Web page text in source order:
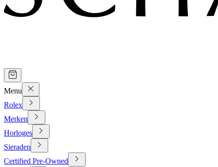
Menu
Rolex
Merken
Horloges
Sieraden
Certified Pre-Owned